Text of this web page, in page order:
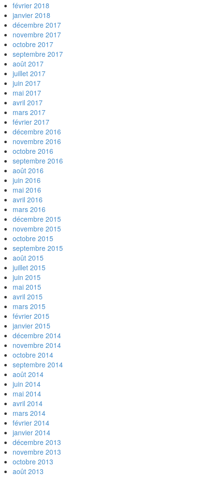
février 2018
janvier 2018
décembre 2017
novembre 2017
octobre 2017
septembre 2017
août 2017
juillet 2017
juin 2017
mai 2017
avril 2017
mars 2017
février 2017
décembre 2016
novembre 2016
octobre 2016
septembre 2016
août 2016
juin 2016
mai 2016
avril 2016
mars 2016
décembre 2015
novembre 2015
octobre 2015
septembre 2015
août 2015
juillet 2015
juin 2015
mai 2015
avril 2015
mars 2015
février 2015
janvier 2015
décembre 2014
novembre 2014
octobre 2014
septembre 2014
août 2014
juin 2014
mai 2014
avril 2014
mars 2014
février 2014
janvier 2014
décembre 2013
novembre 2013
octobre 2013
août 2013